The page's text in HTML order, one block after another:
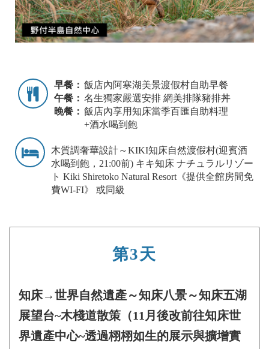
早餐： 飯店內阿寒湖美景渡假村自助早餐
午餐： 名生獨家嚴選安排 網美排隊豬排丼
晚餐： 飯店內享用知床當季百匯自助料理
+酒水喝到飽
木質調奢華設計～KIKI知床自然渡假村(迎賓酒
水喝到飽，21:00前) キキ知床 ナチュラルリゾー
ト Kiki Shiretoko Natural Resort《提供全館房間免
費WI-FI》 或同級
第3天
知床→世界自然遺產～知床八景～知床五湖
展望台~木棧道散策（11月後改前往知床世
界遺產中心~透過栩栩如生的展示與擴增實